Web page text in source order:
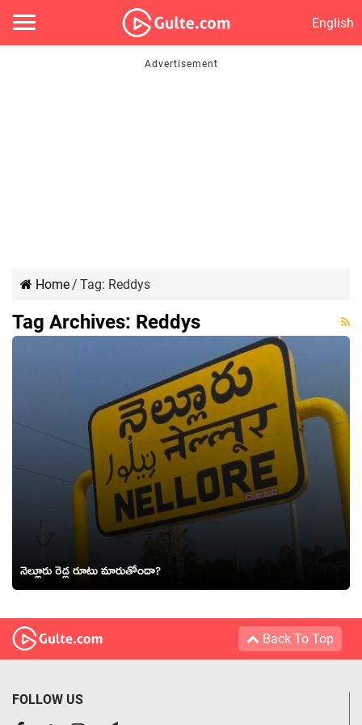
English
Home/ Tag: Reddys
Tag Archives: Reddys
నెల్లూరు రెడ్ల రూటు మారుతోందా? ‌
Back To Top
FOLLOW US